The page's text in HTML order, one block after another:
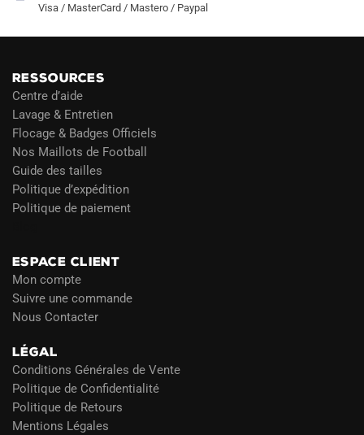
Visa / MasterCard / Mastero / Paypal
RESSOURCES
Centre d’aide
Lavage & Entretien
Flocage & Badges Officiels
Nos Maillots de Football
Guide des tailles
Politique d’expédition
Politique de paiement
ESPACE CLIENT
Mon compte
Suivre une commande
Nous Contacter
LÉGAL
Conditions Générales de Vente
Politique de Confidentialité
Politique de Retours
Mentions Légales